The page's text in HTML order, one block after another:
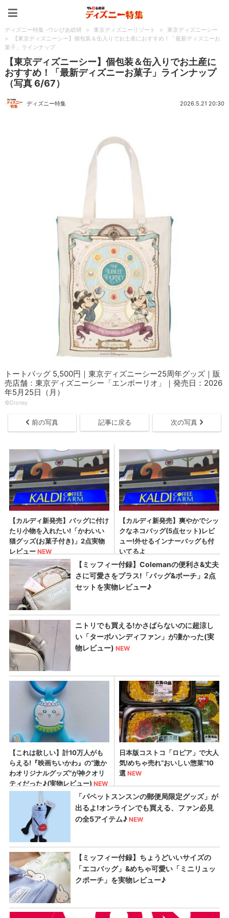
ディズニー特集 -ウレぴあ総研 > 東京ディズニーリゾート >
東京ディズニーシー
>
【東京ディズニーシー】個包装＆缶入りでお土産におすすめ！「最新ディズニーお
菓子」ラインナップ
【東京ディズニーシー】個包装＆缶入りでお土産に
おすすめ！「最新ディズニーお菓子」ラインナップ
（写真 6/67）
ディズニー特集 2026.5.21 20:30
トートバッグ 5,500円｜東京ディズニーシー25周年グッズ｜販
売店舗：東京ディズニーシー「エンポーリオ」｜発売日：2026
年5月25日（月）
©Disney
前の写真 記事に戻る 次の写真